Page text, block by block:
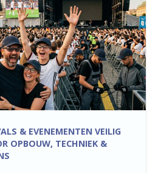
& EVENEMENTEN VEILIG
OPBOUW, TECHNIEK &